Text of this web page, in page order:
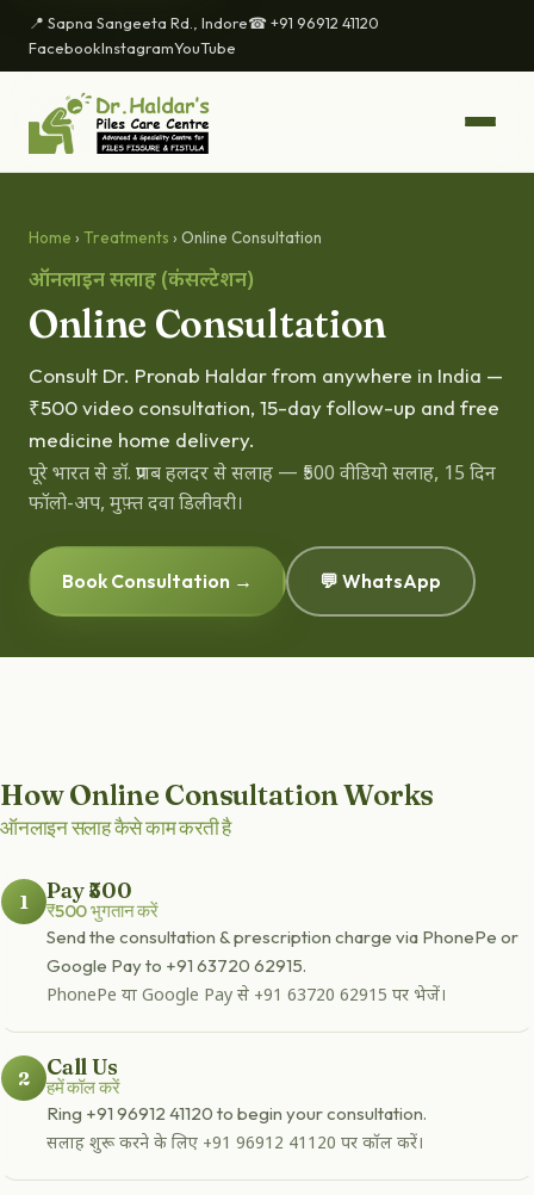
📍 Sapna Sangeeta Rd., Indore☎ +91 96912 41120
FacebookInstagramYouTube
Home › Treatments › Online Consultation
ऑनलाइन सलाह (कंसल्टेशन)
Online Consultation
Consult Dr. Pronab Haldar from anywhere in India —
₹500 video consultation, 15-day follow-up and free
medicine home delivery.
पूरे भारत से डॉ. प्रणब हलदर से सलाह — ₹500 वीडियो सलाह, 15 दिन
फॉलो-अप, मुफ़्त दवा डिलीवरी।
Book Consultation → 💬 WhatsApp
How Online Consultation Works
ऑनलाइन सलाह कैसे काम करती है
1 Pay ₹500
₹500 भुगतान करें
Send the consultation & prescription charge via PhonePe or
Google Pay to +91 63720 62915.
PhonePe या Google Pay से +91 63720 62915 पर भेजें।
2 Call Us
हमें कॉल करें
Ring +91 96912 41120 to begin your consultation.
सलाह शुरू करने के लिए +91 96912 41120 पर कॉल करें।